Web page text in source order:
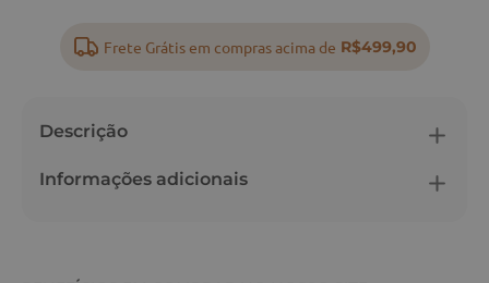
Frete Grátis em compras acima de R$499,90
Descrição
Informações adicionais